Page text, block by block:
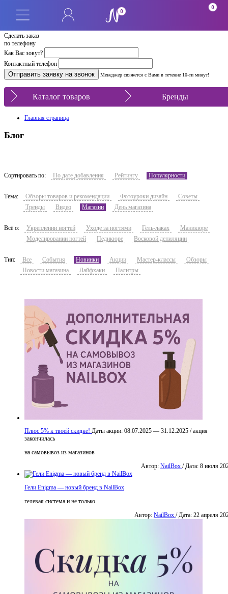
Сделать заказ
по телефону
Как Вас зовут?
Контактный телефон
Менеджер свяжется с Вами в течение 10-ти минут!
0
0
Каталог товаров Бренды
Главная страница
Блог
Сортировать по: По дате добавления Рейтингу Популярности
Тема: Обзоры товаров и рекомендации Фотоуроки дизайн
Советы
Тренды
Видео Магазин День магазина
Всё о: Укреплении ногтей Уходе за ногтями Гель-лаках
Маникюре
Моделировании ногтей
Педикюре Восковой депиляции
Тип: Все События Новинки Акции Мастер-классы
Обзоры
Новости магазина
Лайфхаки Палитры
Плюс 5% к твоей скидке! Даты акции: 08.07.2025 — 31.12.2025 /акция
закончилась
на самовывоз из магазинов
Автор: NailBox / Дата: 8 июля
Гели Enigma — новый бренд в NailBox
гелевая система и не только
Автор: NailBox / Дата: 22 апреля